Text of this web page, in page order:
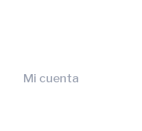
Mi cuenta